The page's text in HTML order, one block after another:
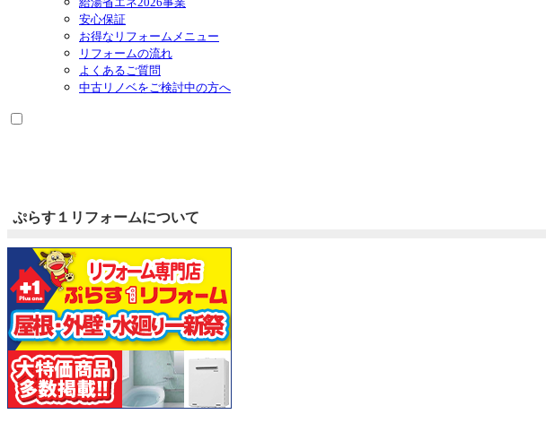
安心保証
お得なリフォームメニュー
リフォームの流れ
よくあるご質問
中古リノベをご検討中の方へ
ぷらす１リフォームについて